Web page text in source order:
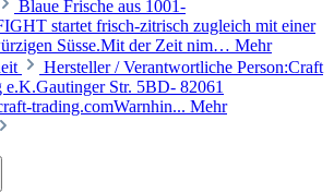
Blaue Frische aus 1001-
startet frisch-zitrisch zugleich mit einer
Süsse.Mit der Zeit nim… Mehr
Hersteller / Verantwortliche Person:Craft
e.K.Gautinger Str. 5BD- 82061
trading.comWarnhin... Mehr